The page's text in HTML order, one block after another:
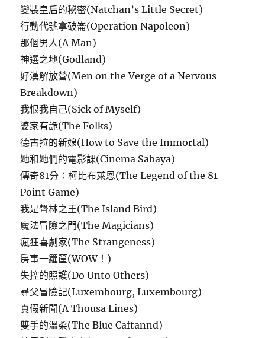
變裝皇后的秘密(Natchan’s Little Secret)
行動代號拿破崙(Operation Napoleon)
那個男人(A Man)
神選之地(Godland)
好漢解放營(Men on the Verge of a Nervous
Breakdown)
我恨我自己(Sick of Myself)
婆家有詭(The Folks)
德古拉的新娘(How to Save the Immortal)
她和她們的電影課(Cinema Sabaya)
傳奇81分：柯比布萊恩(The Legend of the 81-
Point Game)
我是聲林之王(The Island Bird)
魔法冒險之門(The Magicians)
瘋狂喜劇家(The Strangeness)
房事一籮筐(WOW！)
失控的照護(Do Unto Others)
尋父冒險記(Luxembourg, Luxembourg)
真假新聞(A Thousa Lines)
雙手的溫柔(The Blue Caftannd)